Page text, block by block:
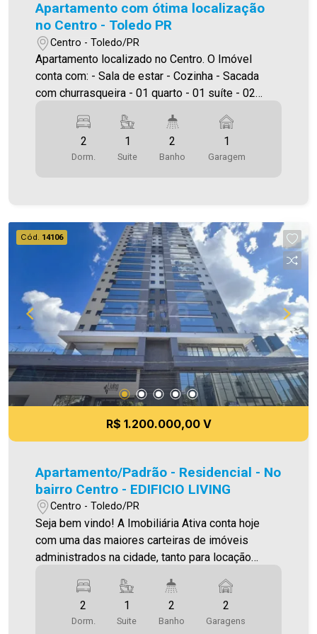
Apartamento com ótima localização
no Centro - Toledo PR
Centro - Toledo/PR
Apartamento localizado no Centro. O Imóvel
conta com: - Sala de estar - Cozinha - Sacada
com churrasqueira - 01 quarto - 01 suíte - 02
individual no térreo - 01 vaga de garagem coberta
Área privativa 74,40m² Área total 92,43m² A
Imobiliária Ativa conta hoje com uma das maiores
Ativa | Sinta-se em casa!
2
Dorm.
1
Suite
2
Banho
1
Garagem
Cód. 14106
R$ 1.200.000,00 V
Apartamento/Padrão - Residencial - No
bairro Centro - EDIFICIO LIVING
Centro - Toledo/PR
Seja bem vindo! A Imobiliária Ativa conta hoje
com uma das maiores carteiras de imóveis
administrados na cidade, tanto para locação
opções! Apartamento Localizado no Centro. O
Imóvel conta com: - Sala de Estar - Sala de jantar
- Cozinha - 02 Quartos - 01 Suíte - 02 Wc´s (Suíte
2
Dorm.
1
Suite
2
Banho
2
Garagens